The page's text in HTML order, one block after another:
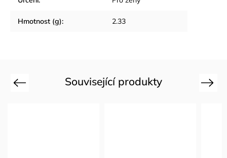
Hmotnost (g): 2.33
Související produkty
Previous Next